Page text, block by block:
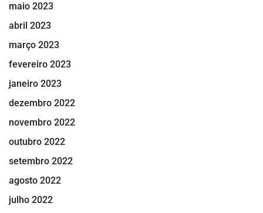
maio 2023
abril 2023
março 2023
fevereiro 2023
janeiro 2023
dezembro 2022
novembro 2022
outubro 2022
setembro 2022
agosto 2022
julho 2022